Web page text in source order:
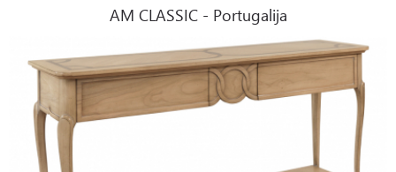
AM CLASSIC - Portugalija